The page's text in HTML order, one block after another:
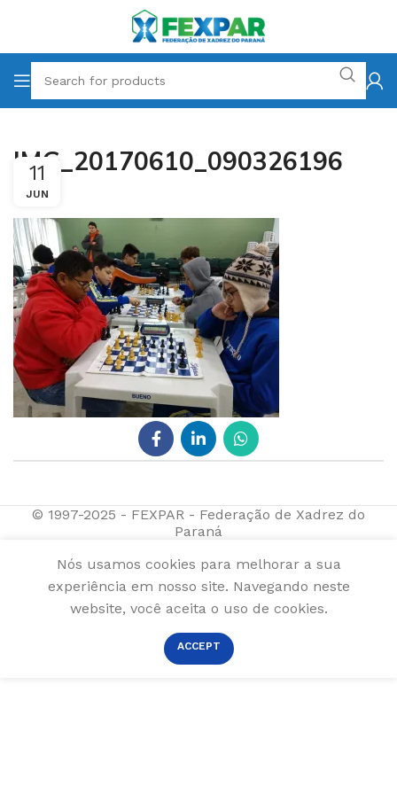
IMG_20170610_090326196
11
JUN
© 1997-2025 - FEXPAR - Federação de Xadrez do
Paraná
Nós usamos cookies para melhorar a sua
experiência em nosso site. Navegando neste
website, você aceita o uso de cookies.
ACCEPT